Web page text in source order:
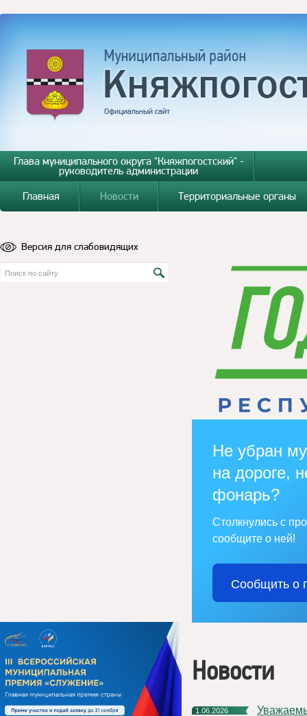
Глава муниципального округа "Княжпогостский" -
руководитель администрации
Главная
Новости Территориальные органы
Версия для слабовидящих
Не убран
на дороге,
фонарь?
Столкнулись с
сообщите о ней!
Сообщить о
Новости
1.06.2026
Уважаемые жители Княжпогостского округа! Дорогие ребята и